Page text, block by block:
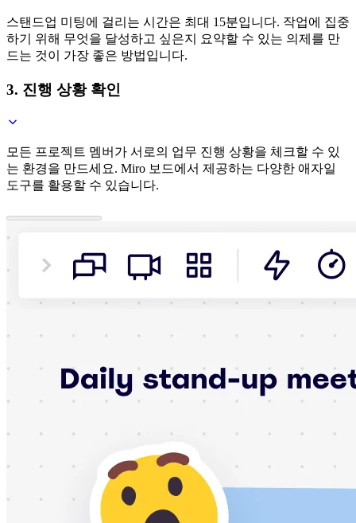
스탠드업 미팅에 걸리는 시간은 최대 15분입니다. 작업에 집중
하기 위해 무엇을 달성하고 싶은지 요약할 수 있는 의제를 만
드는 것이 가장 좋은 방법입니다.
3. 진행 상황 확인
모든 프로젝트 멤버가 서로의 업무 진행 상황을 체크할 수 있
는 환경을 만드세요. Miro 보드에서 제공하는 다양한 애자일
도구를 활용할 수 있습니다.